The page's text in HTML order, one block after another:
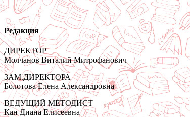
Редакция
ДИРЕКТОР
Молчанов Виталий Митрофанович
ЗАМ.ДИРЕКТОРА
Болотова Елена Александровна
ВЕДУЩИЙ МЕТОДИСТ
Кан Диана Елисеевна